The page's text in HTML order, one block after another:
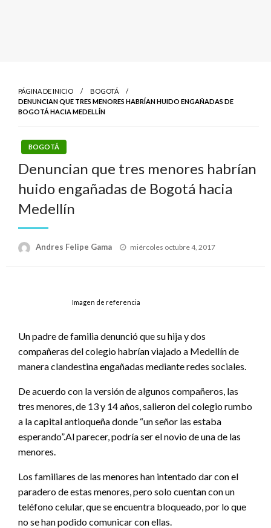
PÁGINA DE INICIO
BOGOTÁ
DENUNCIAN QUE TRES MENORES HABRÍAN HUIDO ENGAÑADAS DE
BOGOTÁ HACIA MEDELLÍN
BOGOTÁ
Denuncian que tres menores habrían
huido engañadas de Bogotá hacia
Medellín
Andres Felipe Gama
Publicado
miércoles octubre 4, 2017
Imagen de referencia
Un padre de familia denunció que su hija y dos
compañeras del colegio habrían viajado a Medellín de
manera clandestina engañadas mediante redes sociales.
De acuerdo con la versión de algunos compañeros, las
tres menores, de 13 y 14 años, salieron del colegio rumbo
a la capital antioqueña donde “un señor las estaba
esperando”.Al parecer, podría ser el novio de una de las
menores.
Los familiares de las menores han intentado dar con el
paradero de estas menores, pero solo cuentan con un
teléfono celular, que se encuentra bloqueado, por lo que
no se han podido comunicar con ellas.